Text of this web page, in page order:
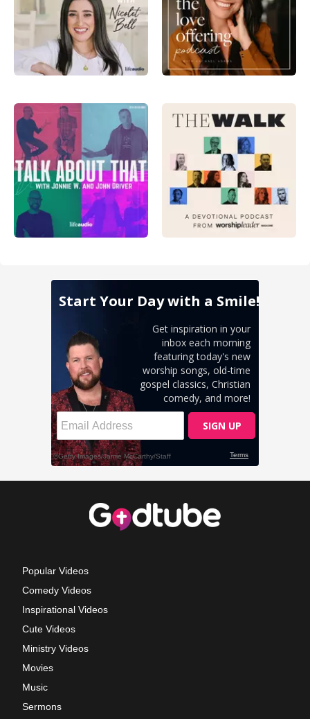
Popular Videos
Comedy Videos
Inspirational Videos
Cute Videos
Ministry Videos
Movies
Music
Sermons